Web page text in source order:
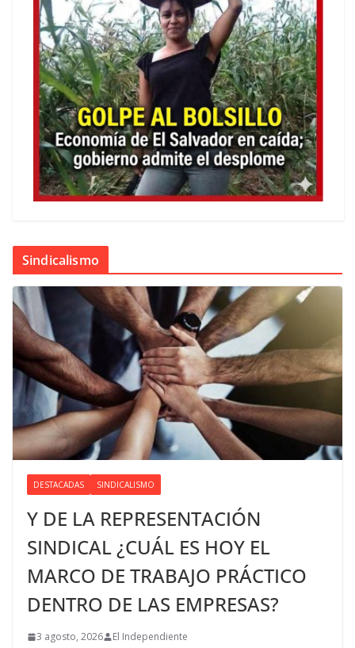
Sindicalismo
DESTACADAS SINDICALISMO
Y DE LA REPRESENTACIÓN
SINDICAL ¿CUÁL ES HOY EL
MARCO DE TRABAJO PRÁCTICO
DENTRO DE LAS EMPRESAS?
3 agosto, 2026 El Independiente